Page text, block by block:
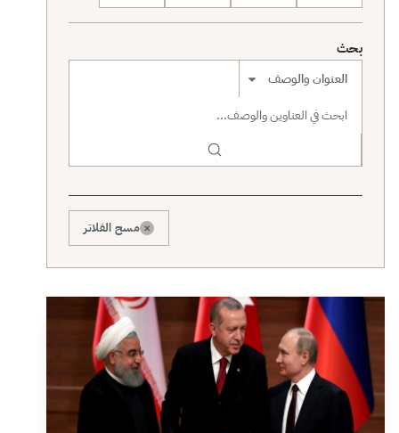
بحث
نطاق البحث
× مسح الفلاتر